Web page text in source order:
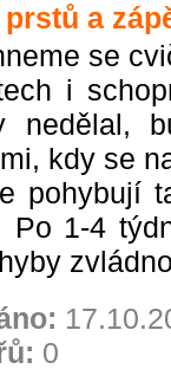
a
se
i
nedělal,
kdy se
pohybují
Po 1-4
0